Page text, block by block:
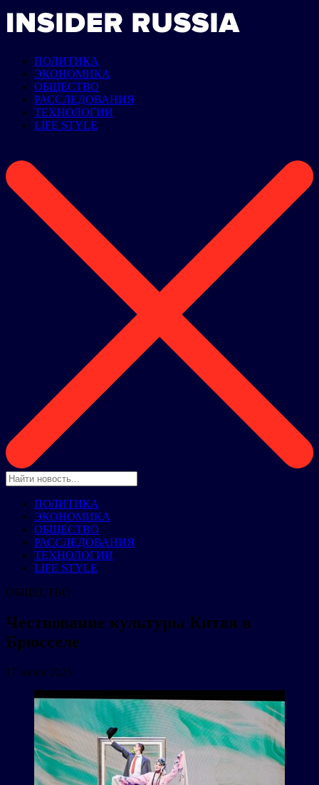
ПОЛИТИКА
ЭКОНОМИКА
ОБЩЕСТВО
РАССЛЕДОВАНИЯ
ТЕХНОЛОГИИ
LIFE STYLE
ПОЛИТИКА
ЭКОНОМИКА
ОБЩЕСТВО
РАССЛЕДОВАНИЯ
ТЕХНОЛОГИИ
LIFE STYLE
ОБЩЕСТВО
Чествование культуры Китая в
Брюсселе
17 июня 2025